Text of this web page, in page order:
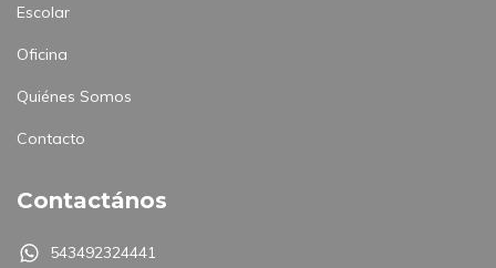
Escolar
Oficina
Quiénes Somos
Contacto
Contactános
543492324441